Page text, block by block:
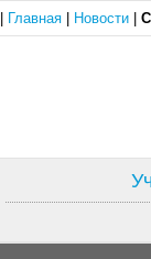
Главная Новости